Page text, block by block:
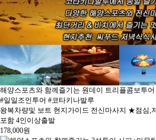
해양스포츠와 함께즐기는 원데이 트리플콤보투어
#일일조인투어 #코타키나발루
왕복차량및 보트 현지가이드 전신마사지 ★점심,
포함 4인이상출발
178,000원